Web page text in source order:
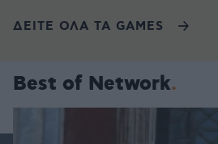
ΔΕΙΤΕ ΟΛΑ ΤΑ GAMES
Best of Network